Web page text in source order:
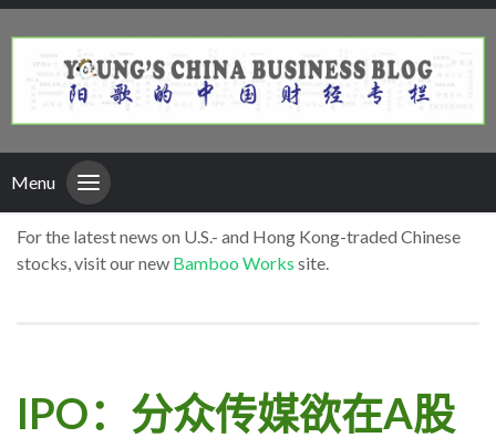
Menu
For the latest news on U.S.- and Hong Kong-traded Chinese
stocks, visit our new Bamboo Works site.
IPO：分众传媒欲在A股